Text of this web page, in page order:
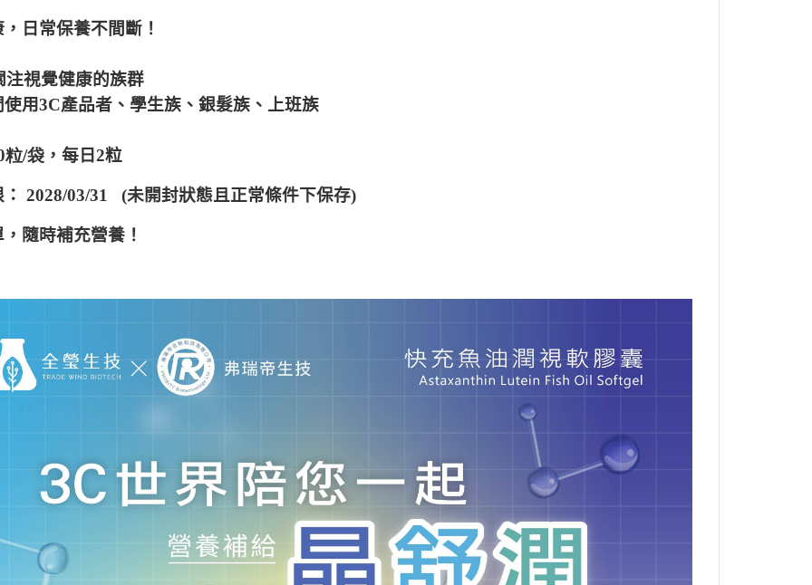
日常保養不間斷！
注視覺健康的族群
用3C產品者、學生族、銀髮族、上班族
粒/袋 ，每日 2粒
2028/03/31 (未開封狀態且正常條件下保存)
隨時補充營養！